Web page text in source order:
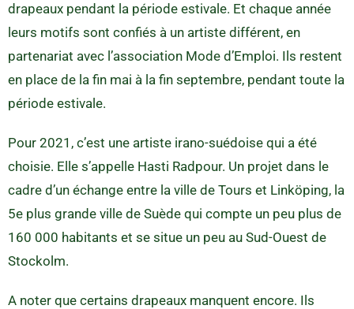
drapeaux pendant la période estivale. Et chaque année
leurs motifs sont confiés à un artiste différent, en
partenariat avec l’association Mode d’Emploi. Ils restent
en place de la fin mai à la fin septembre, pendant toute la
période estivale.
Pour 2021, c’est une artiste irano-suédoise qui a été
choisie. Elle s’appelle Hasti Radpour. Un projet dans le
cadre d’un échange entre la ville de Tours et Linköping, la
5e plus grande ville de Suède qui compte un peu plus de
160 000 habitants et se situe un peu au Sud-Ouest de
Stockolm.
A noter que certains drapeaux manquent encore. Ils